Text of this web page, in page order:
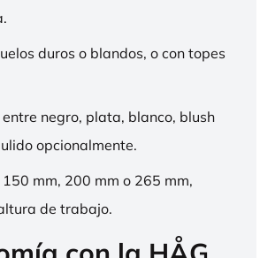
duros o blandos, o con topes
negro, plata, blanco, blush
opcionalmente.
mm, 200 mm o 265 mm,
de trabajo.